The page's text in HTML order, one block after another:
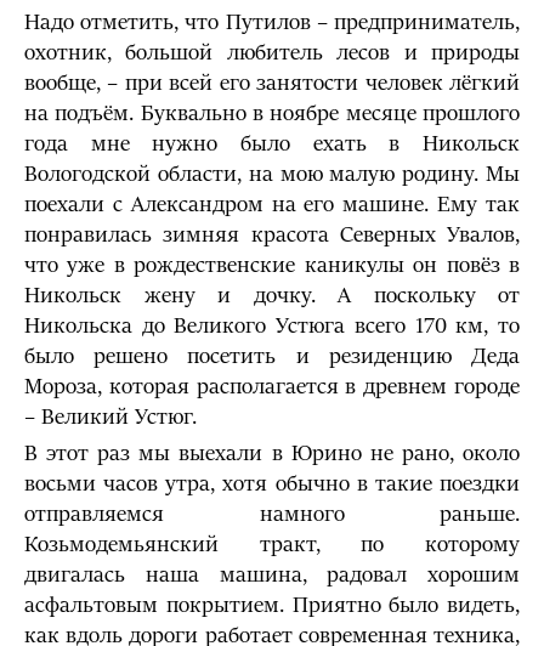
Надо отметить, что Путилов – предприниматель,
охотник, большой любитель лесов и природы
вообще, – при всей его занятости человек лёгкий
на подъём. Буквально в ноябре месяце прошлого
года мне нужно было ехать в Никольск
Вологодской области, на мою малую родину. Мы
поехали с Александром на его машине. Ему так
понравилась зимняя красота Северных Увалов,
что уже в рождественские каникулы он повёз в
Никольск жену и дочку. А поскольку от
Никольска до Великого Устюга всего 170 км, то
было решено посетить и резиденцию Деда
Мороза, которая располагается в древнем городе
– Великий Устюг.
В этот раз мы выехали в Юрино не рано, около
восьми часов утра, хотя обычно в такие поездки
отправляемся намного раньше.
Козьмодемьянский тракт, по которому
двигалась наша машина, радовал хорошим
асфальтовым покрытием. Приятно было видеть,
как вдоль дороги работает современная техника,